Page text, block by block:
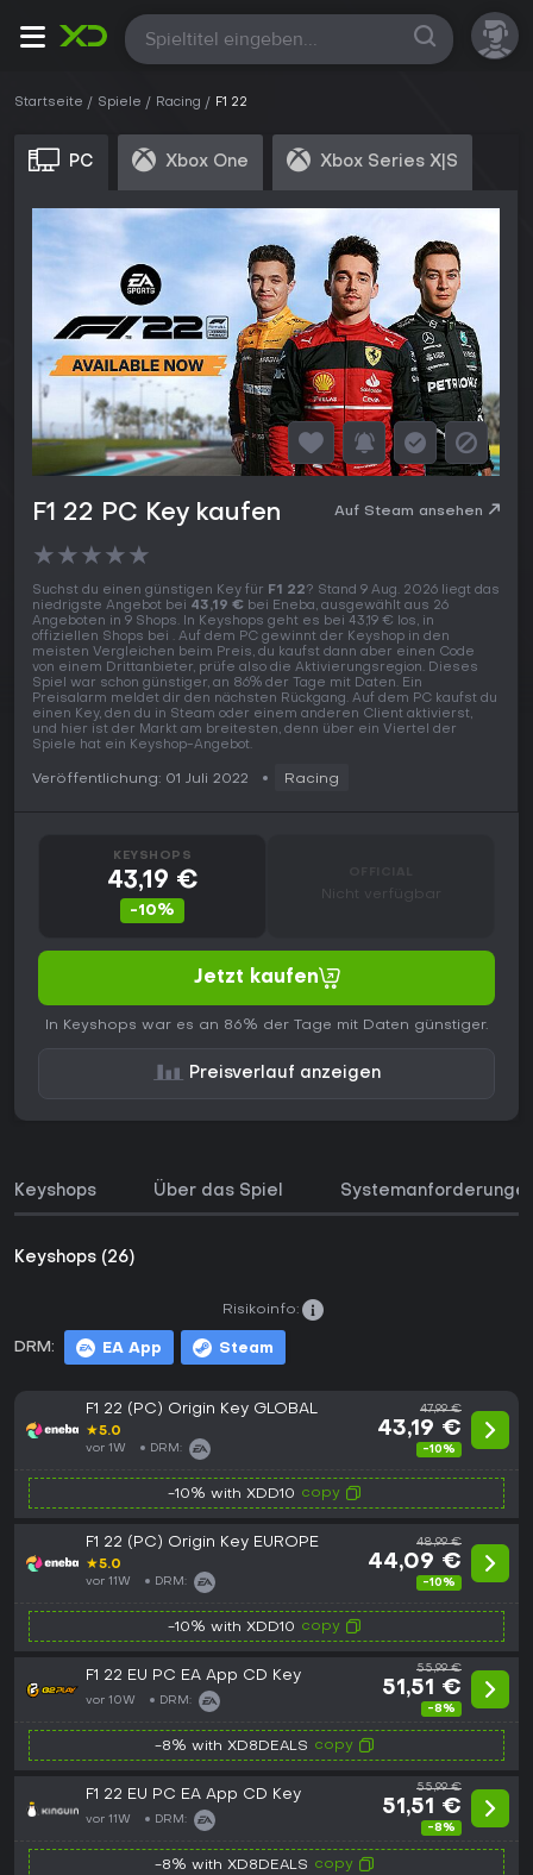
Alle
Startseite Spiele Racing F1 22
PC Xbox One Xbox Series X|S
F1 22 PC Key kaufen Auf Steam ansehen
★★★★★
Suchst du einen günstigen Key für F1 22? Stand 9 Aug. 2026 liegt das
niedrigste Angebot bei 43,19 € bei Eneba, ausgewählt aus 26
Angeboten in 9 Shops. In Keyshops geht es bei 43,19 € los, in
offiziellen Shops bei . Auf dem PC gewinnt der Keyshop in den
meisten Vergleichen beim Preis, du kaufst dann aber einen Code
von einem Drittanbieter, prüfe also die Aktivierungsregion. Dieses
Spiel war schon günstiger, an 86% der Tage mit Daten. Ein
Preisalarm meldet dir den nächsten Rückgang. Auf dem PC kaufst du
einen Key, den du in Steam oder einem anderen Client aktivierst,
und hier ist der Markt am breitesten, denn über ein Viertel der
Spiele hat ein Keyshop-Angebot.
Veröffentlichung: 01 Juli 2022 Racing
KEYSHOPS
43,19 €
-10%
Nicht verfügbar
Jetzt kaufen
In Keyshops war es an 86% der Tage mit Daten günstiger.
Preisverlauf anzeigen
Keyshops Über das Spiel
Keyshops (26)
DRM: EA App Steam
Risikoinfo:
F1 22 (PC) Origin Key GLOBAL
★5.0
vor 1W DRM:
47,99 €
43,19 €
-10%
-10% with XDD10 copy
F1 22 (PC) Origin Key EUROPE
★5.0
vor 11W DRM:
48,99 €
44,09 €
-10%
-10% with XDD10 copy
F1 22 EU PC EA App CD Key
vor 10W DRM:
55,99 €
51,51 €
-8%
-8% with XD8DEALS copy
F1 22 EU PC EA App CD Key
vor 11W DRM:
55,99 €
51,51 €
-8%
-8% with XD8DEALS copy